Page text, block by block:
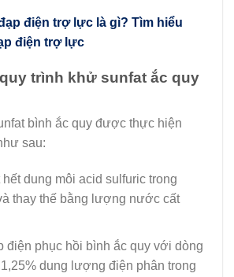
điện trợ lực là gì? Tìm hiểu
điện trợ lực
trình khử sunfat ắc quy
bình ắc quy được thực hiện
sau:
hết dung môi acid sulfuric trong
thay thế bằng lượng nước cất
điện phục hồi bình ắc quy với dòng
dung lượng điện phân trong